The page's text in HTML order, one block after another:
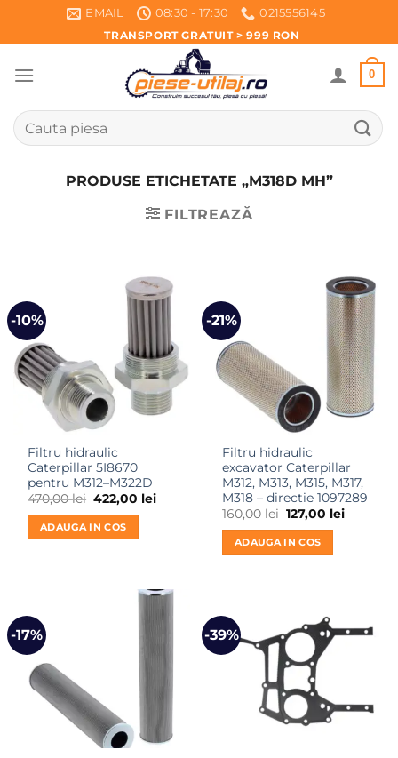
EMAIL 08:30 - 17:30
0215556145
TRANSPORT GRATUIT > 999 RON
0
Caută
după:
PRODUSE ETICHETATE „M318D MH”
FILTREAZĂ
-10%
Filtru hidraulic
Caterpillar 5I8670
pentru M312–M322D
470,00lei Prețul
inițial
a
fost:
470,00 lei.
422,00 leiPrețul
ADAUGA IN COS
-21%
Filtru hidraulic
excavator Caterpillar
M312, M313, M315, M317,
M318 – directie 1097289
160,00lei Prețul
inițial
a
fost:
160,00 lei.
127,00 leiPrețul
ADAUGA IN COS
-17% -39%